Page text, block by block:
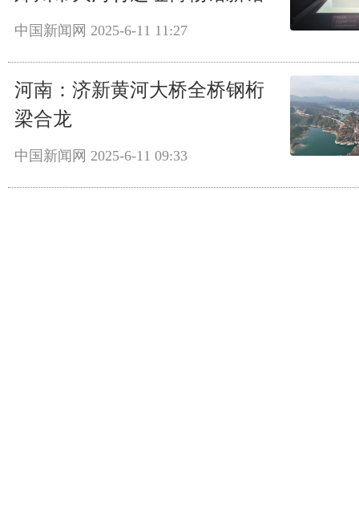
中国新闻网 2025-6-11 11:27
河南：济新黄河大桥全桥钢桁
梁合龙
中国新闻网 2025-6-11 09:33